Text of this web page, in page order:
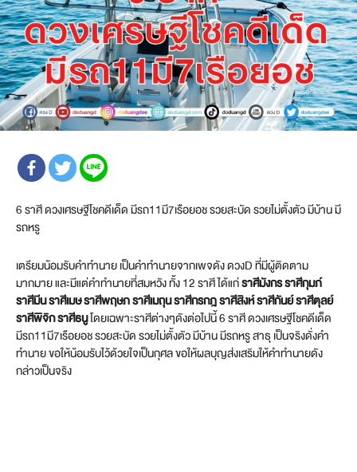
6 ราศี ดวงเศรษฐีโชคดีเด็ด มีรถ11มี7เรือยอช รวยสะบัด รวยไม่ตั้งตัว มีบ้าน มี
รถหรู
เตรียมน้อมรับคำทำนาย เป็นคำทำนายจากเพจดัง ดวงD ที่มีผู้ติดตาม
มากมาย และมีแต่คำทำนายที่สมหวัง ทั้ง 12 ราศี ได้แก่ราศีมังกร ราศีกุมภ์
ราศีมีน ราศีเมษ ราศีพฤษภ ราศีเมถุน ราศีกรกฎ ราศีสิงห์ ราศีกันย์ ราศีตุลย์
ราศีพิจิก ราศีธนูโดยเฉพาะราศีต่างๆดังต่อไปนี้ 6 ราศี ดวงเศรษฐีโชคดีเด็ด
มีรถ11มี7เรือยอช รวยสะบัด รวยไม่ตั้งตัว มีบ้าน มีรถหรู สาธุ เป็นจริงดั่งคำ
ทำนาย ขอให้น้อมรับไว้ด้วยใจเป็นกุศล ขอให้ผลบุญส่งเสริมให้คำทำนายดัง
กล่าวเป็นจริง